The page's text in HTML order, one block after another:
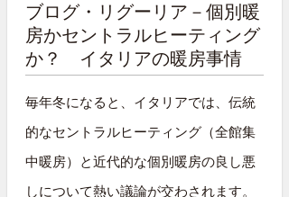
ブログ・リグーリア－個別暖
房かセントラルヒーティング
か？ イタリアの暖房事情
毎年冬になると、イタリアでは、伝統
的なセントラルヒーティング（全館集
中暖房）と近代的な個別暖房の良し悪
しについて熱い議論が交わされます。